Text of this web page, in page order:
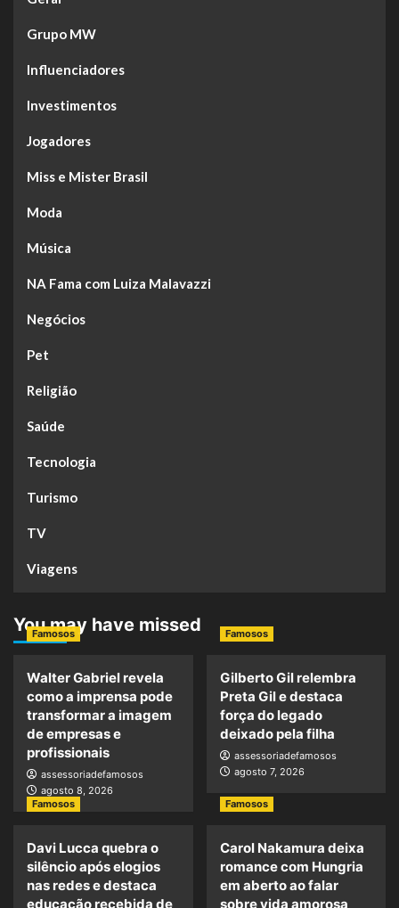
Grupo MW
Influenciadores
Investimentos
Jogadores
Miss e Mister Brasil
Moda
Música
NA Fama com Luiza Malavazzi
Negócios
Pet
Religião
Saúde
Tecnologia
Turismo
TV
Viagens
You may have missed
Famosos
Walter Gabriel revela
como a imprensa pode
transformar a imagem
de empresas e
profissionais
assessoriadefamosos
agosto 8, 2026
Famosos
Gilberto Gil relembra
Preta Gil e destaca
força do legado
deixado pela filha
assessoriadefamosos
agosto 7, 2026
Famosos
Davi Lucca quebra o
silêncio após elogios
nas redes e destaca
educação recebida de
Famosos
Carol Nakamura deixa
romance com Hungria
em aberto ao falar
sobre vida amorosa